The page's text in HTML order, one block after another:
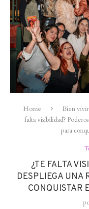
Home Bien vivir
falta visibilidad?
para
¿TE FALTA
DESPLIEGA UNA
CONQUISTAR